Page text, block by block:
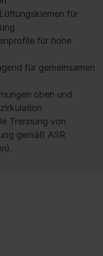
für
für hohe
für gemeinsamen
oben und
Trennung von
gemäß ASR